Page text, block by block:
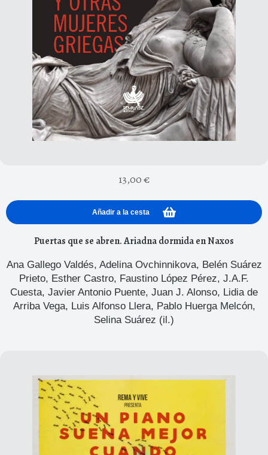
13,00€
Añadir a la cesta
Puertas que se abren. Ariadna dormida en Naxos
Ana Gallego Valdés, Adelina Ovchinnikova, Belén Suárez
Prieto, Esther Castro, Faustino López Pérez, J.A.F.
Cuesta, Javier Antonio Puente, Juan J. Alonso, Lidia de
Arriba Vega, Luis Alfonso Llera, Pablo Huerga Melcón,
Selina Suárez (il.)